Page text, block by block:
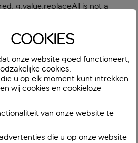
g.value.replaceAll is not a
COOKIES
onze website goed functioneert,
cookies.
u op elk moment kunt intrekken
wij cookies en cookieloze
van onze website te
die u op onze website